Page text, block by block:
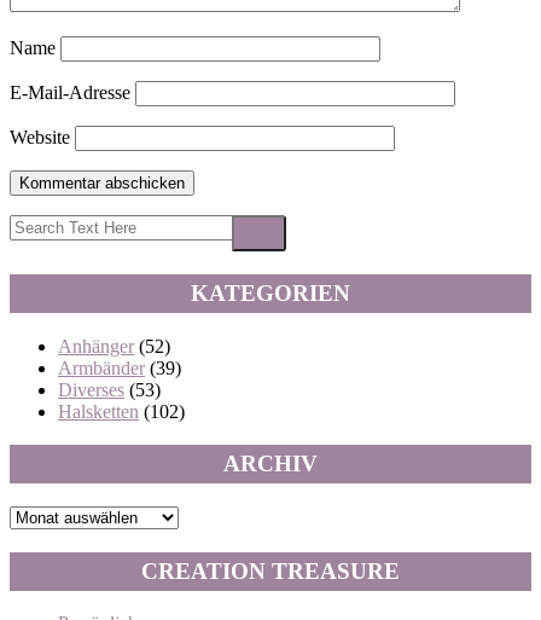
Name
E-Mail-Adresse
Website
KATEGORIEN
Anhänger (52)
Armbänder (39)
Diverses (53)
Halsketten (102)
ARCHIV
Archiv
CREATION TREASURE